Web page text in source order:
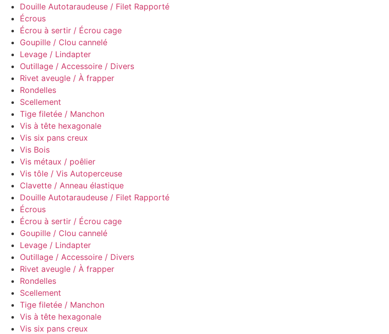
Douille Autotaraudeuse / Filet Rapporté
Écrous
Écrou à sertir / Écrou cage
Goupille / Clou cannelé
Levage / Lindapter
Outillage / Accessoire / Divers
Rivet aveugle / À frapper
Rondelles
Scellement
Tige filetée / Manchon
Vis à tête hexagonale
Vis six pans creux
Vis Bois
Vis métaux / poêlier
Vis tôle / Vis Autoperceuse
Clavette / Anneau élastique
Douille Autotaraudeuse / Filet Rapporté
Écrous
Écrou à sertir / Écrou cage
Goupille / Clou cannelé
Levage / Lindapter
Outillage / Accessoire / Divers
Rivet aveugle / À frapper
Rondelles
Scellement
Tige filetée / Manchon
Vis à tête hexagonale
Vis six pans creux